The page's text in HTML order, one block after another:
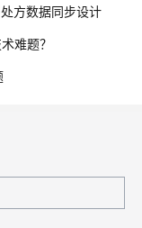
方数据同步设计
难题？